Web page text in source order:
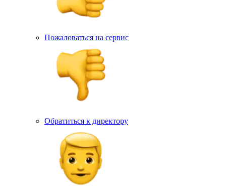
Пожаловаться на сервис
Обратиться к директору